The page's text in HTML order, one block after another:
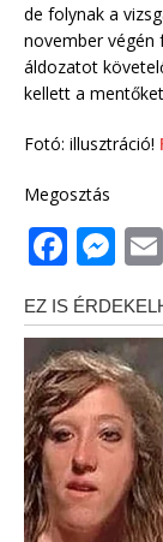
de folynak a
november végén
áldozatot
kellett a
Fotó: illusztráció!
Megosztás
F
a
c
e
b
o
o
k
M
ss
e
n
g
e
r